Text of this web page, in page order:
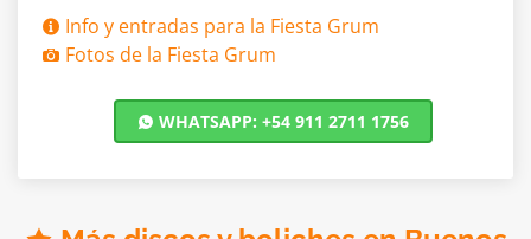
Info y entradas para la Fiesta Grum
Fotos de la Fiesta Grum
WHATSAPP: +54 911 2711 1756